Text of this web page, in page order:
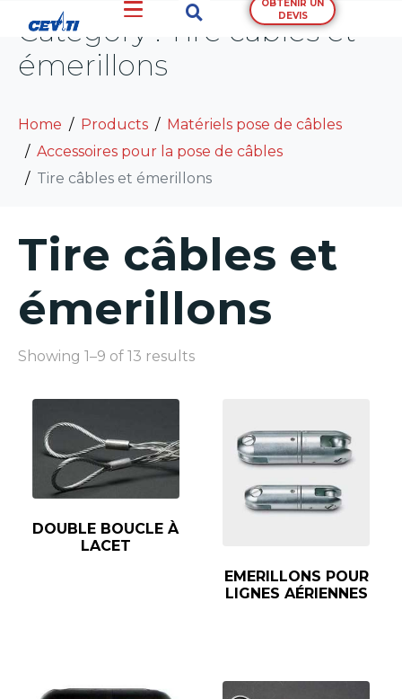
OBTENIR UN
DEVIS
Category : Tire câbles et
émerillons
Home Products
Matériels pose de câbles
Accessoires pour la pose de câbles
Tire câbles et émerillons
Tire câbles et
émerillons
Showing 1–9 of 13 results
DOUBLE BOUCLE À
LACET
EMERILLONS POUR
LIGNES AÉRIENNES